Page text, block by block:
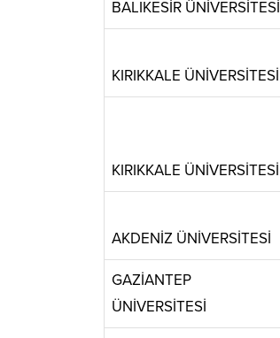
BALIKESİR ÜNİVERSİTESİ
KIRIKKALE ÜNİVERSİTESİ
KIRIKKALE ÜNİVERSİTESİ
AKDENİZ ÜNİVERSİTESİ
GAZİANTEP
ÜNİVERSİTESİ